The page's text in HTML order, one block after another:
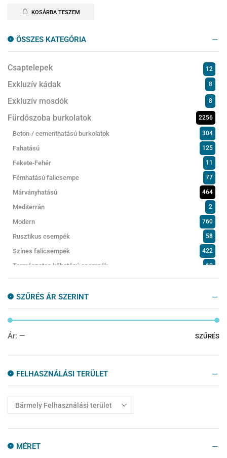
ÖSSZES KATEGÓRIA
Csaptelepek 12
Exkluzív kádak 8
Exkluzív mosdók 8
Fürdőszoba burkolatok 2256
Beton-/ cementhatású burkolatok 304
Fahatású 125
Fekete-Fehér 11
Fémhatású falicsempe 77
Márványhatású 464
Mediterrán 2
Modern 760
Rusztikus csempék 58
Színes falicsempék 422
Természetes kőhatású csempék 60
Fürdőszobabútorok 159
Kádak 101
Konyhacsempe 67
Padlólapok
Szabadonálló Kád
Zuhanyajtók
Zuhanyfalak 10
SZŰRÉS ÁR SZERINT
SZŰRÉS
Ár: —
FELHASZNÁLÁSI TERÜLET
MÉRET
KOSÁRBA TESZEM